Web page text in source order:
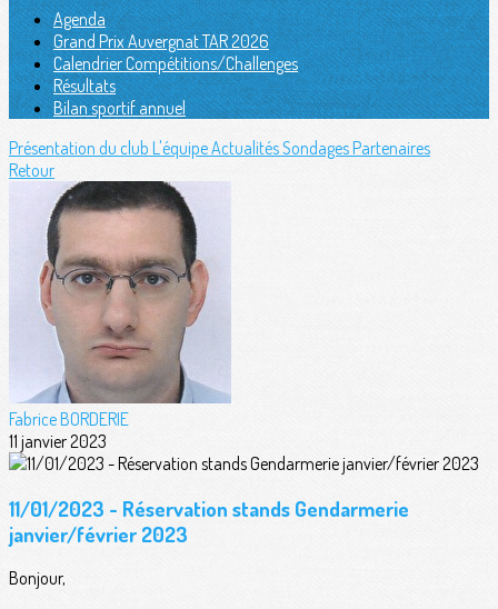
Agenda
Grand Prix Auvergnat TAR 2026
Calendrier Compétitions/Challenges
Résultats
Bilan sportif annuel
Présentation du club L'équipeActualitésSondagesPartenaires
Retour
Fabrice BORDERIE
11 janvier 2023
11/01/2023 - Réservation stands Gendarmerie
janvier/février 2023
Bonjour,